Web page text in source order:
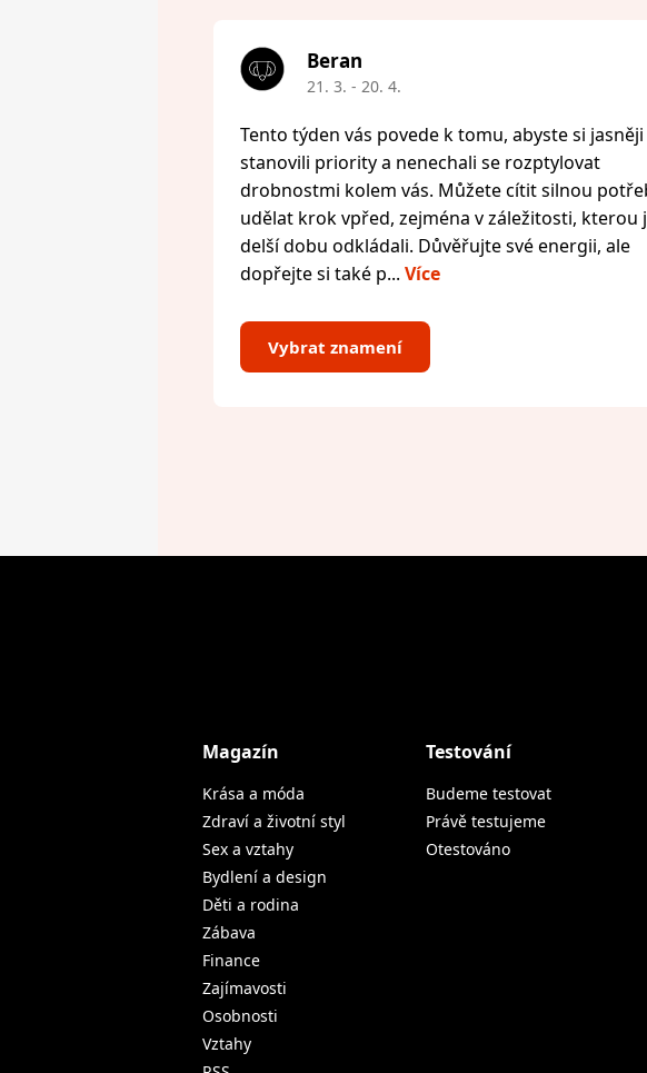
Beran
21. 3. - 20. 4.
Tento týden vás povede k tomu, abyste si jasněji
stanovili priority a nenechali se rozptylovat
drobnostmi kolem vás. Můžete cítit silnou
udělat krok vpřed, zejména v záležitosti, kterou
delší dobu odkládali. Důvěřujte své energii, ale
dopřejte si také p... Více
Vybrat znamení
Magazín
Krása a móda
Zdraví a životní styl
Sex a vztahy
Bydlení a design
Děti a rodina
Zábava
Finance
Zajímavosti
Osobnosti
Vztahy
Testování
Budeme testovat
Právě testujeme
Otestováno